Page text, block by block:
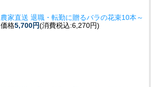
農家直送 退職・転勤に贈るバラの花束10本～
価格5,700円(消費税込:6,270円)